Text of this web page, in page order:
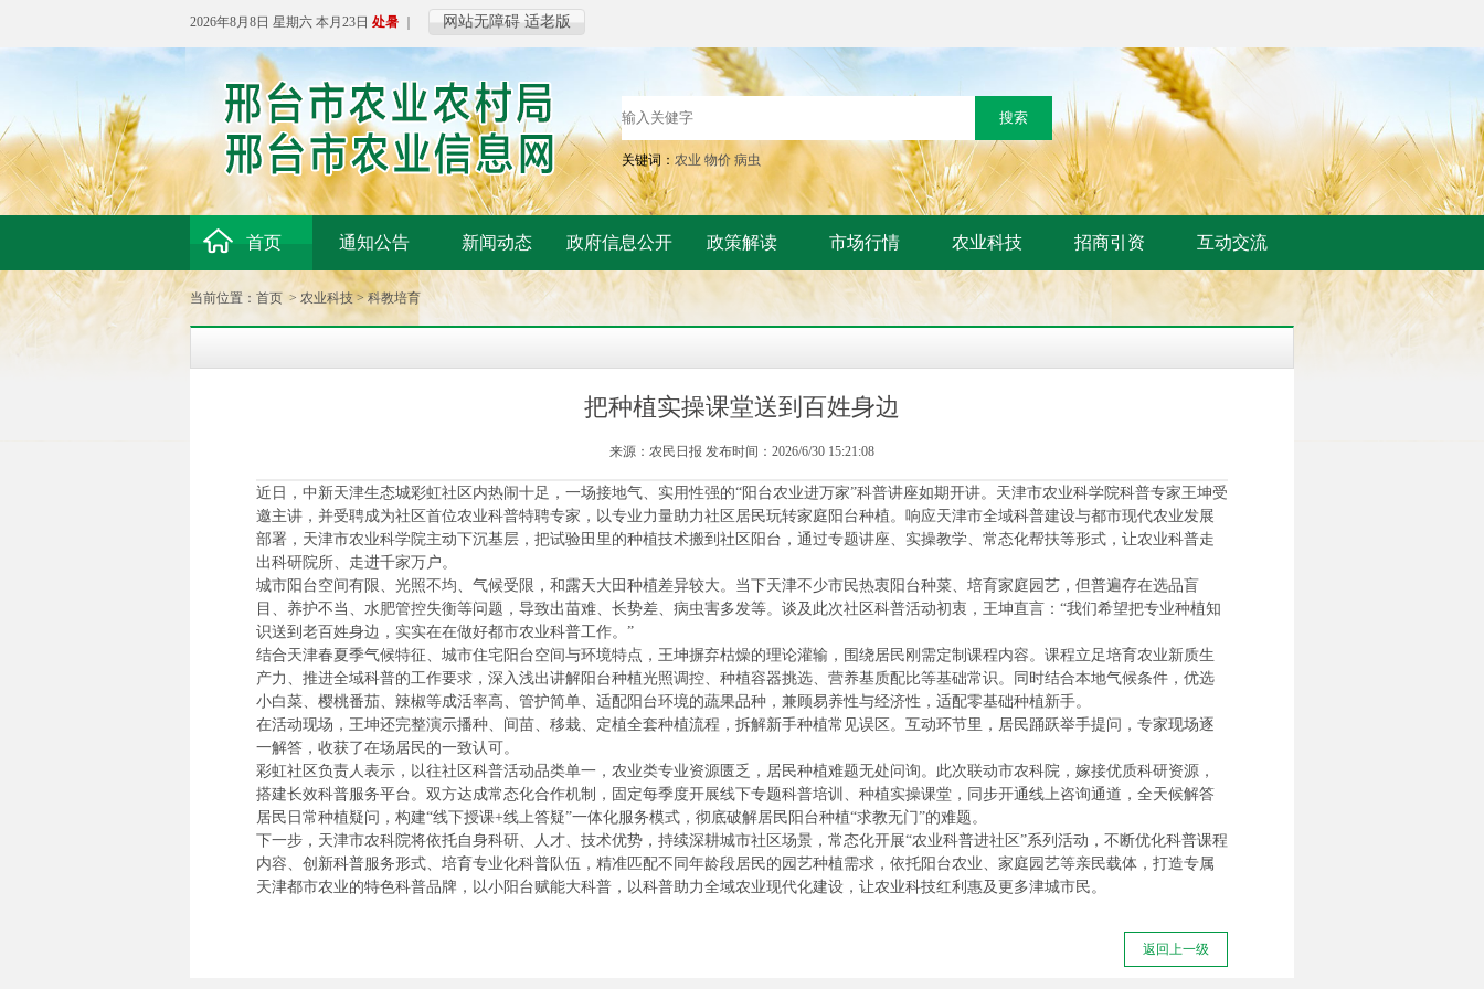
2026年8月8日 星期六 本月23日 处暑 网站无障碍 适老版
关键词： 农业 物价 病虫
首页 通知公告 新闻动态 政府信息公开 政策解读 市场行情 农业科技 招商引资 互动交流
当前位置： 首页 > 农业科技>科教培育
把种植实操课堂送到百姓身边
来源：农民日报 发布时间：2026/6/30 15:21:08
近日，中新天津生态城彩虹社区内热闹十足，一场接地气、实用性强的“阳台农业进万家”科普讲座如期开讲。天津市农业科学院科普专家王坤受
邀主讲，并受聘成为社区首位农业科普特聘专家，以专业力量助力社区居民玩转家庭阳台种植。响应天津市全域科普建设与都市现代农业发展
部署，天津市农业科学院主动下沉基层，把试验田里的种植技术搬到社区阳台，通过专题讲座、实操教学、常态化帮扶等形式，让农业科普走
出科研院所、走进千家万户。
城市阳台空间有限、光照不均、气候受限，和露天大田种植差异较大。当下天津不少市民热衷阳台种菜、培育家庭园艺，但普遍存在选品盲
目、养护不当、水肥管控失衡等问题，导致出苗难、长势差、病虫害多发等。谈及此次社区科普活动初衷，王坤直言：“我们希望把专业种植知
识送到老百姓身边，实实在在做好都市农业科普工作。”
结合天津春夏季气候特征、城市住宅阳台空间与环境特点，王坤摒弃枯燥的理论灌输，围绕居民刚需定制课程内容。课程立足培育农业新质生
产力、推进全域科普的工作要求，深入浅出讲解阳台种植光照调控、种植容器挑选、营养基质配比等基础常识。同时结合本地气候条件，优选
小白菜、樱桃番茄、辣椒等成活率高、管护简单、适配阳台环境的蔬果品种，兼顾易养性与经济性，适配零基础种植新手。
在活动现场，王坤还完整演示播种、间苗、移栽、定植全套种植流程，拆解新手种植常见误区。互动环节里，居民踊跃举手提问，专家现场逐
一解答，收获了在场居民的一致认可。
彩虹社区负责人表示，以往社区科普活动品类单一，农业类专业资源匮乏，居民种植难题无处问询。此次联动市农科院，嫁接优质科研资源，
搭建长效科普服务平台。双方达成常态化合作机制，固定每季度开展线下专题科普培训、种植实操课堂，同步开通线上咨询通道，全天候解答
居民日常种植疑问，构建“线下授课+线上答疑”一体化服务模式，彻底破解居民阳台种植“求教无门”的难题。
下一步，天津市农科院将依托自身科研、人才、技术优势，持续深耕城市社区场景，常态化开展“农业科普进社区”系列活动，不断优化科普课程
内容、创新科普服务形式、培育专业化科普队伍，精准匹配不同年龄段居民的园艺种植需求，依托阳台农业、家庭园艺等亲民载体，打造专属
天津都市农业的特色科普品牌，以小阳台赋能大科普，以科普助力全域农业现代化建设，让农业科技红利惠及更多津城市民。
返回上一级